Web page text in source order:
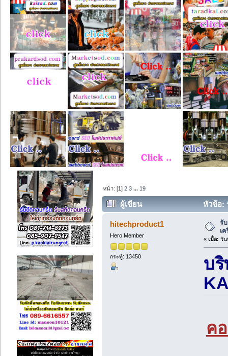
หน้า: [1]2 3 ... 19
ผู้เขียน
หัวข้อ:
7536 ครั้ง)
hitechproduct1
Hero Member
กระทู้: 13450
รั
เ
« เมื่อ: วัน
บริ
ค